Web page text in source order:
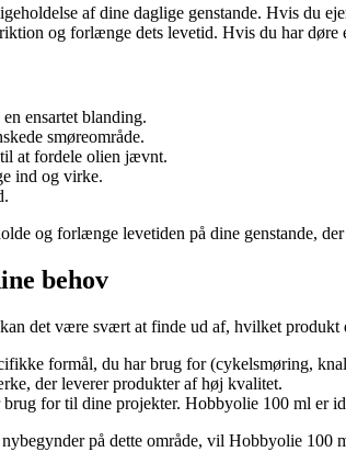
af dine daglige genstande. Hvis du
og forlænge dets levetid. Hvis du har
ensartet blanding.
smøreområde.
at fordele olien jævnt.
ind og virke.
og forlænge levetiden på dine genstande,
behov
det være svært at finde ud af, hvilket produkt
formål, du har brug for (cykelsmøring,
der leverer produkter af høj kvalitet.
for til dine projekter. Hobbyolie 100 ml er
nybegynder på dette område, vil Hobbyolie